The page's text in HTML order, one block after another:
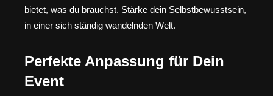
bietet, was du brauchst. Stärke dein Selbstbewusstsein,
in einer sich ständig wandelnden Welt.
Perfekte Anpassung für Dein
Event